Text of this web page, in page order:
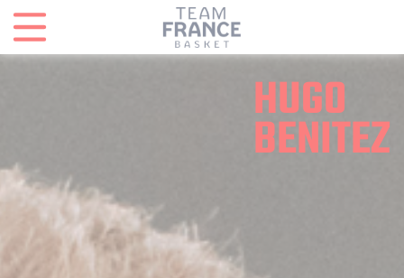
HUGO
BENITEZ
Panneau de gestion des cookies